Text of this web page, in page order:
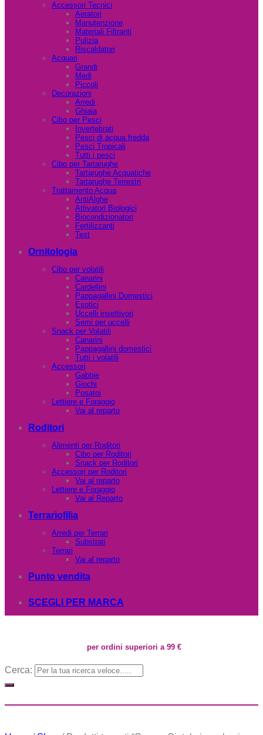
Accessori Tecnici
Aeratori
Manutenzione
Materiali Filtranti
Pulizia
Riscaldatori
Acquari
Grandi
Medi
Piccoli
Decorazioni
Arredi
Ghiaia
Cibo per Pesci
Invertebrati
Pesci di acqua fredda
Pesci Tropicali
Tutti i pesci
Cibo per Tartarughe
Tartarughe Acquatiche
Tartarughe Terrestri
Trattamento Acqua
AntiAlghe
Attivatori Biologici
Biocondizionatori
Fertilizzanti
Test
Ornitologia
Cibo per volatili
Canarini
Cardellini
Pappagallini Domestici
Esotici
Uccelli insettivori
Semi per uccelli
Snack per Volatili
Canarini
Pappagallini domestici
Tutti i volatili
Accessori
Gabbie
Giochi
Posatoi
Lettiere e Foraggio
Vai al reparto
Roditori
Alimenti per Roditori
Cibo per Roditori
Snack per Roditori
Accessori per Roditori
Vai al reparto
Lettiere e Foraggio
Vai al Reparto
Terrariofilia
Arredi per Terrari
Substrati
Terrari
Vai al reparto
Punto vendita
SCEGLI PER MARCA
per ordini superiori a 99 €
Cerca: